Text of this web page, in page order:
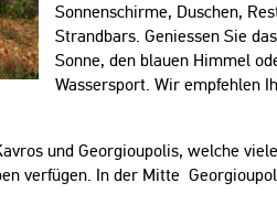
Sonnenschirme, Duschen,
Strandbars. Geniessen Sie
Sonne, den blauen Himmel
Wassersport. Wir empfehlen
und Georgioupolis, welche
verfügen. In der Mitte